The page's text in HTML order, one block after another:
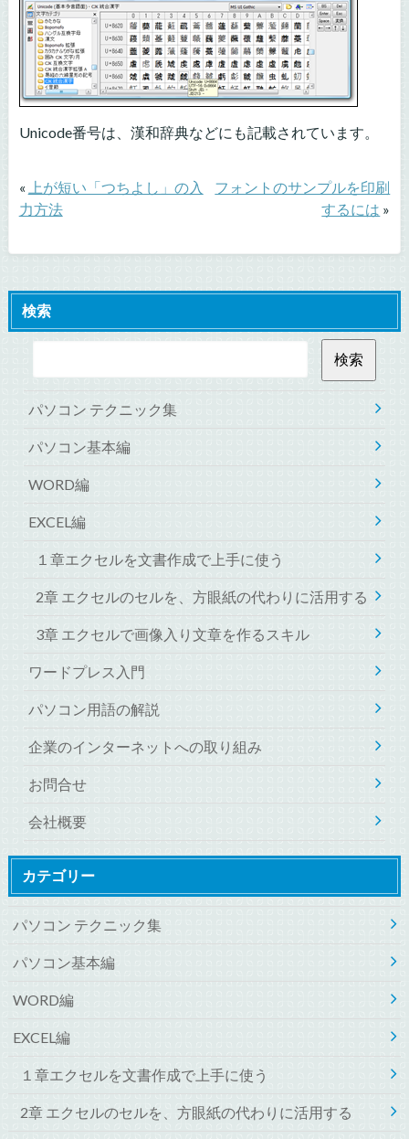
Unicode番号は、漢和辞典などにも記載されています。
« 上が短い「つちよし」の入
力方法
フォントのサンプルを印刷
するには »
検索
パソコン テクニック集
パソコン基本編
WORD編
EXCEL編
１章エクセルを文書作成で上手に使う
2章 エクセルのセルを、方眼紙の代わりに活用する
3章 エクセルで画像入り文章を作るスキル
ワードプレス入門
パソコン用語の解説
企業のインターネットへの取り組み
お問合せ
会社概要
カテゴリー
パソコン テクニック集
パソコン基本編
WORD編
EXCEL編
１章エクセルを文書作成で上手に使う
2章 エクセルのセルを、方眼紙の代わりに活用する